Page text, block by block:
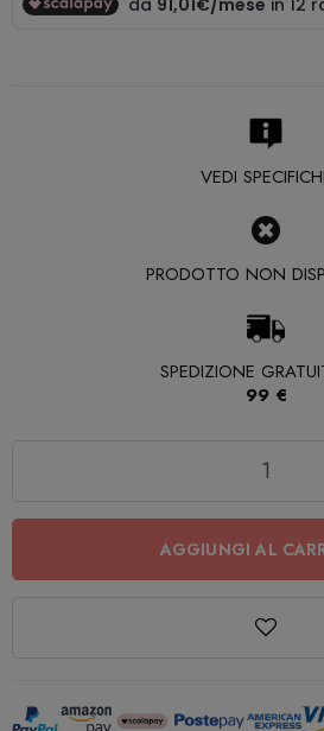
VEDI
PRODOTTO NON
SPEDIZIONE
99 €
AGGIUNGI AL